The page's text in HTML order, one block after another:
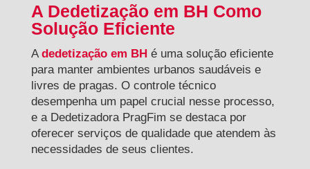
A Dedetização em BH Como
Solução Eficiente
A dedetização em BHé uma solução eficiente
para manter ambientes urbanos saudáveis e
livres de pragas. O controle técnico
desempenha um papel crucial nesse processo,
e a Dedetizadora PragFim se destaca por
oferecer serviços de qualidade que atendem às
necessidades de seus clientes.